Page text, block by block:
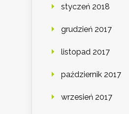
styczeń 2018
grudzień 2017
listopad 2017
październik 2017
wrzesień 2017